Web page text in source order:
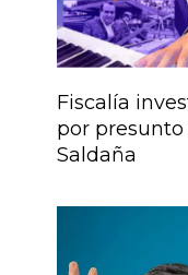
Fiscalía
por
Saldaña